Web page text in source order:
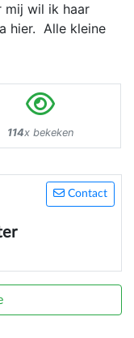
mij wil ik haar
hier. Alle kleine
114x bekeken
Contact